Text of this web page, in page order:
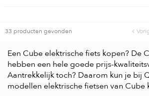
33 producten gevonden
Een Cube elektrische fiets kopen? De
hebben een hele goede prijs-
Aantrekkelijk toch? Daarom kun je bij
modellen elektrische fietsen van Cube